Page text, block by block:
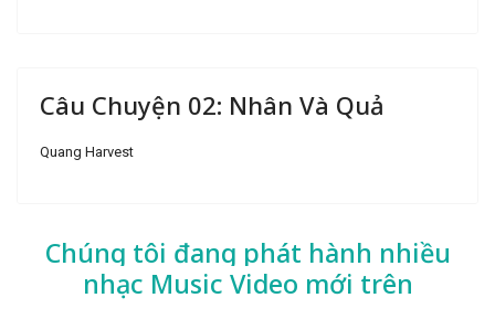
Câu Chuyện 02: Nhân Và Quả
Quang Harvest
Chúng tôi đang phát hành nhiều
nhạc Music Video mới trên